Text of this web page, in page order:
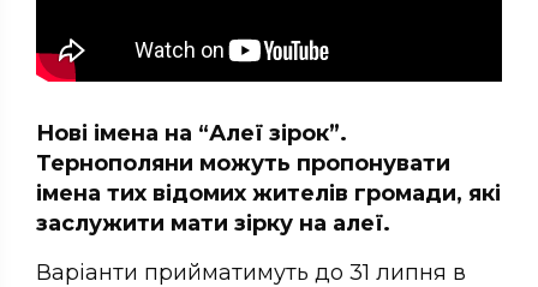
Нові імена на “Алеї зірок”.
Тернополяни можуть пропонувати
імена тих відомих жителів громади, які
заслужити мати зірку на алеї.
Варіанти прийматимуть до 31 липня в